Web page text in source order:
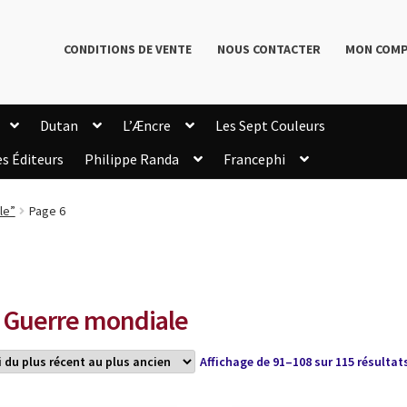
CONDITIONS DE VENTE NOUS CONTACTER MON
Dutan L’Æncre
Les Sept Couleurs
Éditeurs
Philippe Randa
Francephi
Page 6
mondiale
Affichage de 91–108 sur 115